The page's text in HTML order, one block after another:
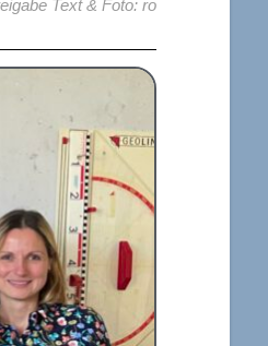
Text & Foto: ro